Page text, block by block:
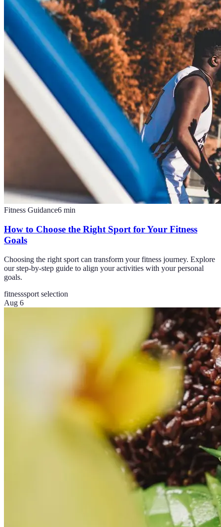
Fitness Guidance6 min
How to Choose the Right Sport for Your Fitness
Goals
Choosing the right sport can transform your fitness journey. Explore
our step-by-step guide to align your activities with your personal
goals.
fitnesssport selection
Aug 6